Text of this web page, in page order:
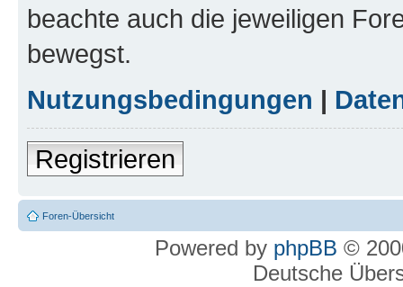
beachte auch die jeweiligen
bewegst.
Nutzungsbedingungen |
Registrieren
Foren-Übersicht
Powered by phpBB ©
Deutsche